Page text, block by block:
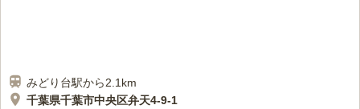
みどり台駅から2.1km
千葉県千葉市中央区弁天4-9-1